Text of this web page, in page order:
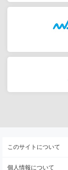
このサイトについて
個人情報について